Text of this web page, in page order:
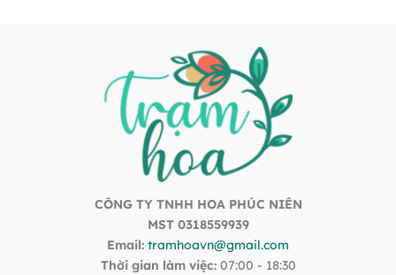
CÔNG TY TNHH HOA PHÚC NIÊN
MST 0318559939
Email: tramhoavn@gmail.com
Thời gian làm việc: 07:00 - 18:30